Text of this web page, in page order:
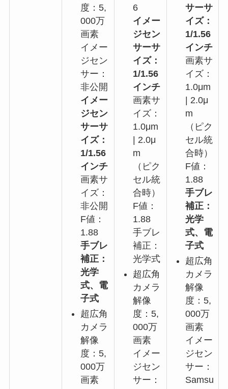
度：5,
000万
画素
イメー
ジセン
サー：
非公開
イメー
ジセン
サーサ
イズ：
1/1.56
インチ
画素サ
イズ：
非公開
F値：
1.88
手ブレ
補正：
光学
式、電
子式
超広角
カメラ
解像
度：5,
000万
画素
6
イメー
ジセン
サーサ
イズ：
1/1.56
インチ
画素サ
イズ：
1.0μm
| 2.0μ
m
（ピク
セル統
合時）
F値：
1.88
手ブレ
補正：
光学式
超広角
カメラ
解像
度：5,
000万
画素
イメー
ジセン
サー：
サーサ
イズ：
1/1.56
インチ
画素サ
イズ：
1.0μm
| 2.0μ
m
（ピク
セル統
合時）
F値：
1.88
手ブレ
補正：
光学
式、電
子式
超広角
カメラ
解像
度：5,
000万
画素
イメー
ジセン
サー：
Samsu